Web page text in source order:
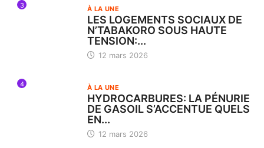
3 À LA UNE
LES LOGEMENTS SOCIAUX DE
N’TABAKORO SOUS HAUTE
TENSION:...
12 mars 2026
4 À LA UNE
HYDROCARBURES: LA PÉNURIE
DE GASOIL S’ACCENTUE QUELS
EN...
12 mars 2026